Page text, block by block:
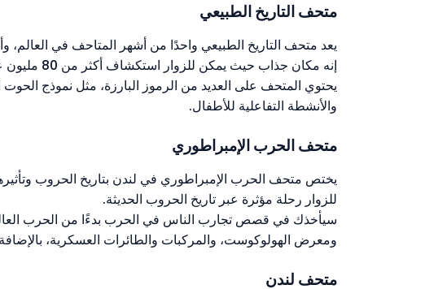
متحف التاريخ الطبيعي
يعد متحف التاريخ الطبيعي واحدًا من أشهر المتاحف في
إنه مكان جذاب حيث يمكن للزوار استكشاف أكثر من 80 مليون عينة والتعرف على عجائب كوكب الأرض، من عصر الديناصورات إلى أسرار جسم الإنسان.
يحتوي المتحف على العديد من الرموز البارزة، مثل نموذج
والأنشطة التفاعلية للأطفال.
متحف الحرب الإمبراطوري
للزوار رحلة مؤثرة عبر تاريخ الحروب الحديثة.
سيأخذك في قصص تجارب الناس في الحرب بدءًا من الحرب
ومعرض الهولوكوست، والمركبات والطائرات العسكرية،
متحف لندن